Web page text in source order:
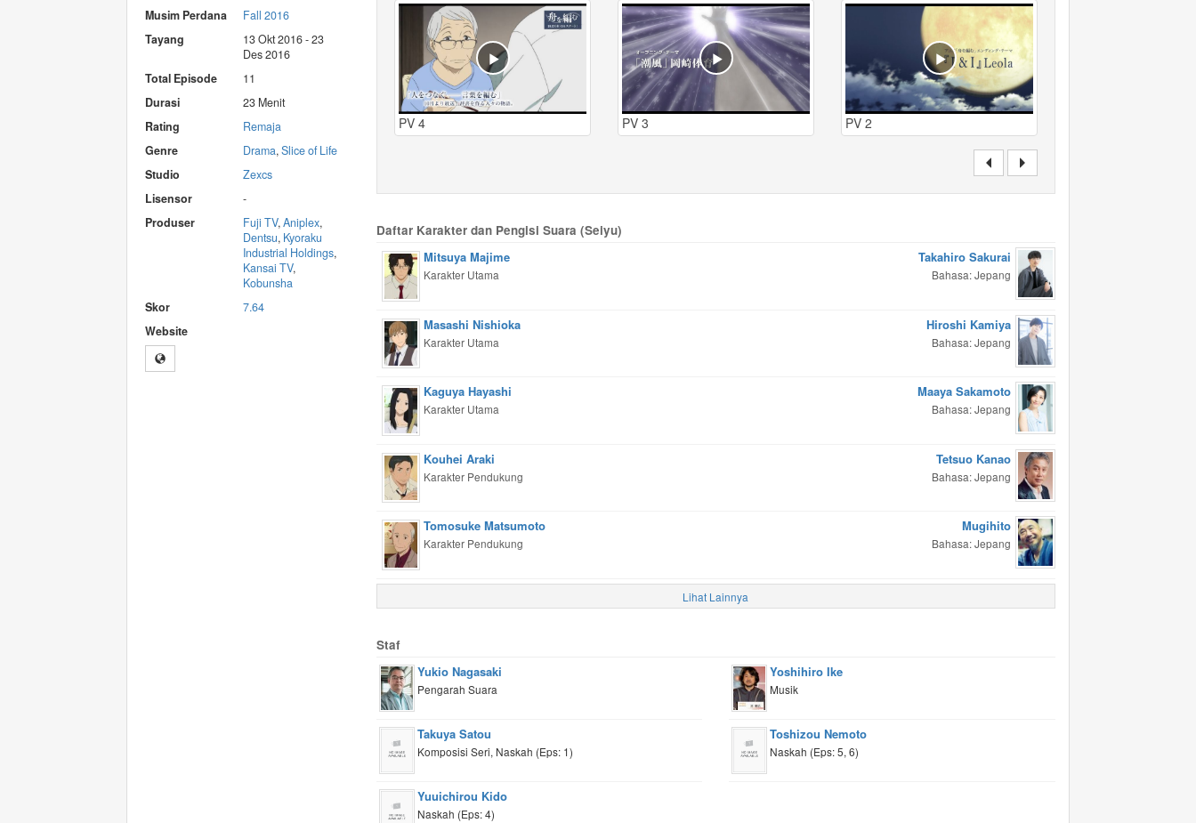
Musim Perdana
Fall 2016
Tayang
13 Okt 2016 - 23
Des 2016
Total Episode
11
Durasi
23 Menit
Rating
Remaja
Genre
Drama,Slice of Life
Studio
Zexcs
Lisensor
-
Produser
Fuji TV,Aniplex,
Dentsu, Kyoraku
Industrial Holdings,
Kansai TV,
Kobunsha
Skor
7.64
Website
PV 4 PV 3 PV 2
Daftar Karakter dan Pengisi Suara (Seiyu)
Mitsuya Majime
Karakter Utama
Takahiro Sakurai
Bahasa: Jepang
Masashi Nishioka
Karakter Utama
Hiroshi Kamiya
Bahasa: Jepang
Kaguya Hayashi
Karakter Utama
Maaya Sakamoto
Bahasa: Jepang
Kouhei Araki
Karakter Pendukung
Tetsuo Kanao
Bahasa: Jepang
Tomosuke Matsumoto
Karakter Pendukung
Mugihito
Bahasa: Jepang
Lihat Lainnya
Staf
Yukio Nagasaki
Pengarah Suara
Yoshihiro Ike
Musik
Takuya Satou
Komposisi Seri, Naskah (Eps: 1)
Toshizou Nemoto
Naskah (Eps: 5, 6)
Yuuichirou Kido
Naskah (Eps: 4)